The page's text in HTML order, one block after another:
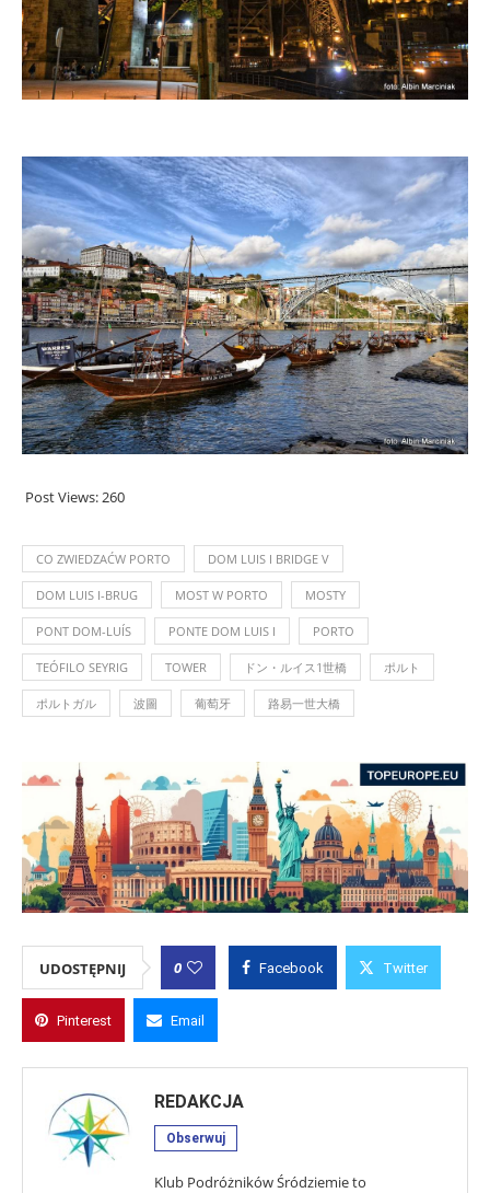
Post Views:260
CO ZWIEDZAĆW PORTO DOM LUIS I BRIDGE V
DOM LUIS I-BRUG MOST W PORTO MOSTY
PONT DOM-LUÍS PONTE DOM LUIS I PORTO
TEÓFILO SEYRIG TOWER ドン・ルイス1世橋 ポルト
ポルトガル 波圖 葡萄牙 路易一世大橋
UDOSTĘPNIJ 0 Facebook Twitter
Pinterest Email
REDAKCJA
Obserwuj
Klub Podróżników Śródziemie to